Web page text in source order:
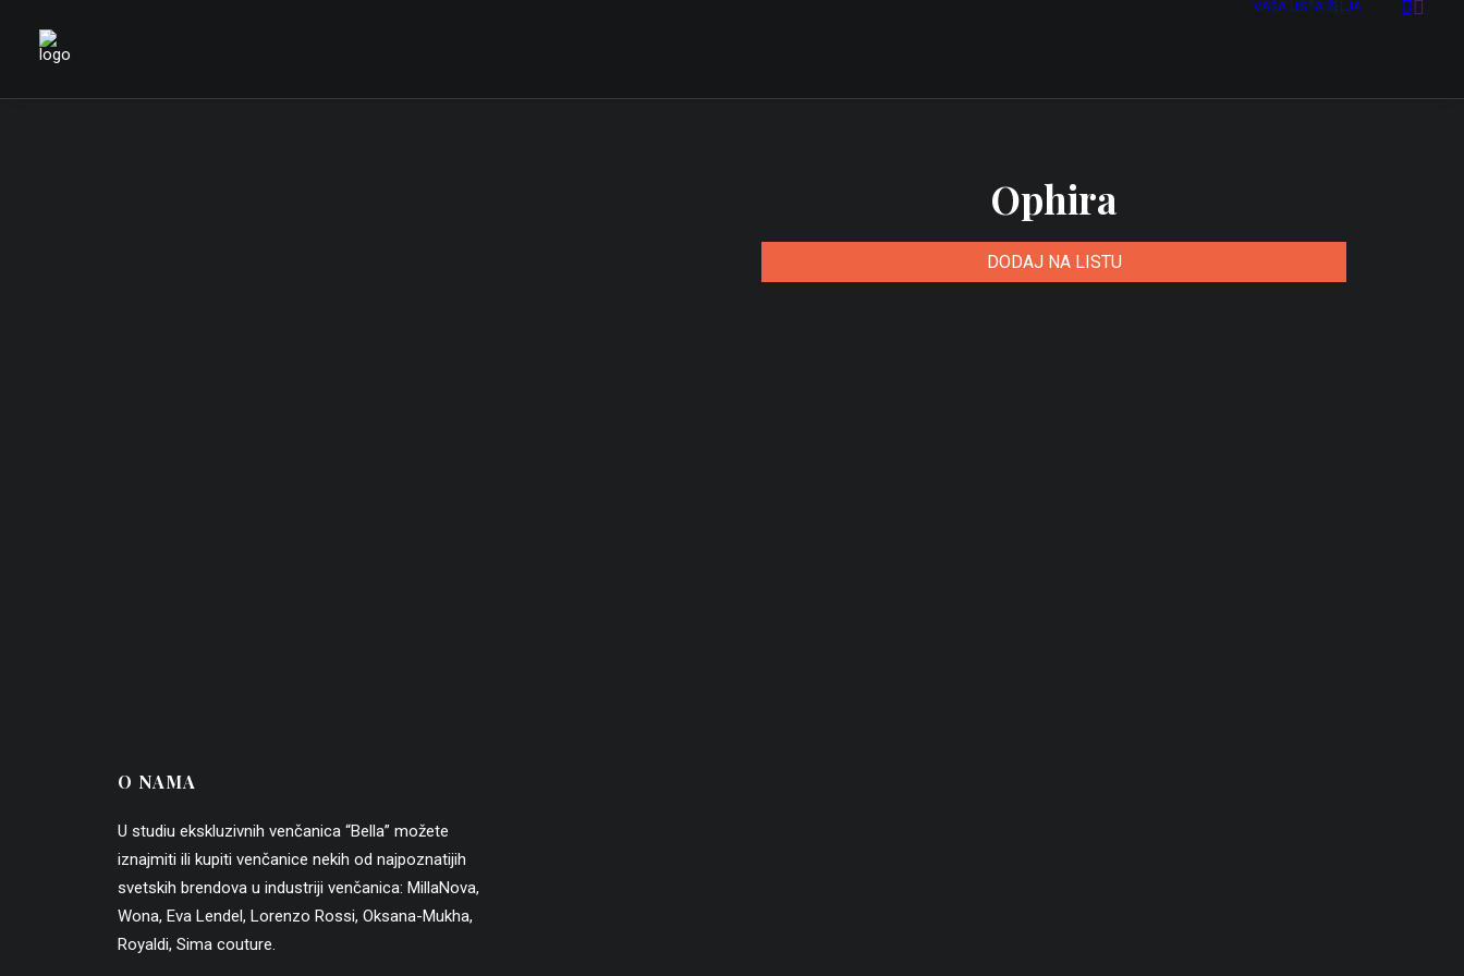
VAŠA LISTA ŽELJA
Ophira
DODAJ NA LISTU
O NAMA
U studiu ekskluzivnih venčanica “Bella” možete
iznajmiti ili kupiti venčanice nekih od najpoznatijih
svetskih brendova u industriji venčanica: MillaNova,
Wona, Eva Lendel, Lorenzo Rossi, Oksana-Mukha,
Royaldi, Sima couture.